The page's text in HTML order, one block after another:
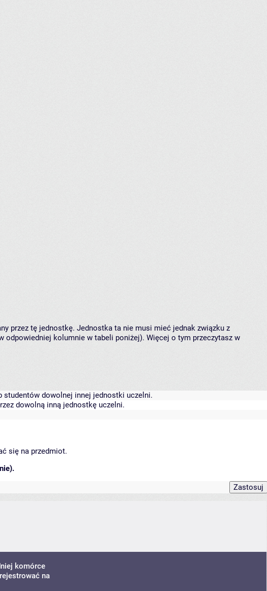
przez tę jednostkę. Jednostka ta nie musi mieć jednak związku z
kolumnie w tabeli poniżej). Więcej o tym przeczytasz w
studentów dowolnej innej jednostki uczelni.
dowolną inną jednostkę uczelni.
się na przedmiot.
komórce
na